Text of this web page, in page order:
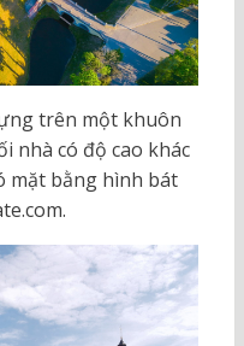
trên một khuôn
nhà có độ cao khác
mặt bằng hình bát